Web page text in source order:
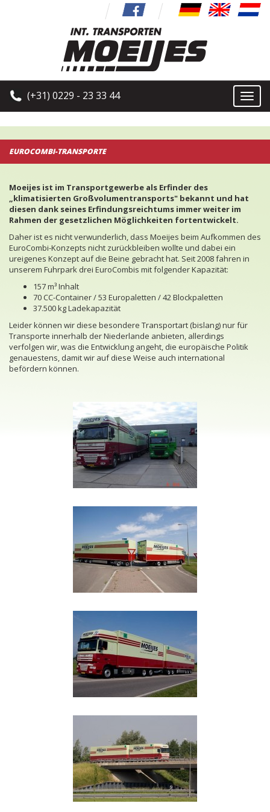
(+31) 0229 - 23 33 44
Toggle
EUROCOMBI-TRANSPORTE
Moeijes ist im Transportgewerbe als Erfinder des
„klimatisierten Großvolumentransports" bekannt und hat
diesen dank seines Erfindungsreichtums immer weiter im
Rahmen der gesetzlichen Möglichkeiten fortentwickelt.
Daher ist es nicht verwunderlich, dass Moeijes beim Aufkommen des
EuroCombi-Konzepts nicht zurückbleiben wollte und dabei ein
ureigenes Konzept auf die Beine gebracht hat. Seit 2008 fahren in
unserem Fuhrpark drei EuroCombis mit folgender Kapazität:
157 m³ Inhalt
70 CC-Container / 53 Europaletten / 42 Blockpaletten
37.500 kg Ladekapazität
Leider können wir diese besondere Transportart (bislang) nur für
Transporte innerhalb der Niederlande anbieten, allerdings
verfolgen wir, was die Entwicklung angeht, die europäische Politik
genauestens, damit wir auf diese Weise auch international
befördern können.